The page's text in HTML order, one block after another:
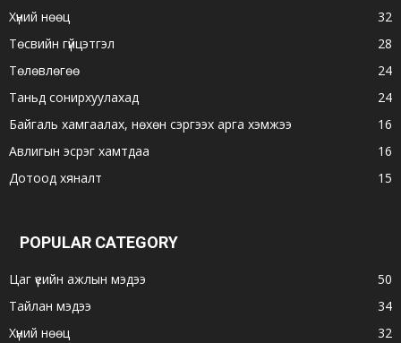
Хүний нөөц
32
Төсвийн гүйцэтгэл
28
Төлөвлөгөө
24
Таньд сонирхуулахад
24
Байгаль хамгаалах, нөхөн сэргээх арга хэмжээ
16
Авлигын эсрэг хамтдаа
16
Дотоод хяналт
15
POPULAR CATEGORY
Цаг үеийн ажлын мэдээ
50
Тайлан мэдээ
34
Хүний нөөц
32